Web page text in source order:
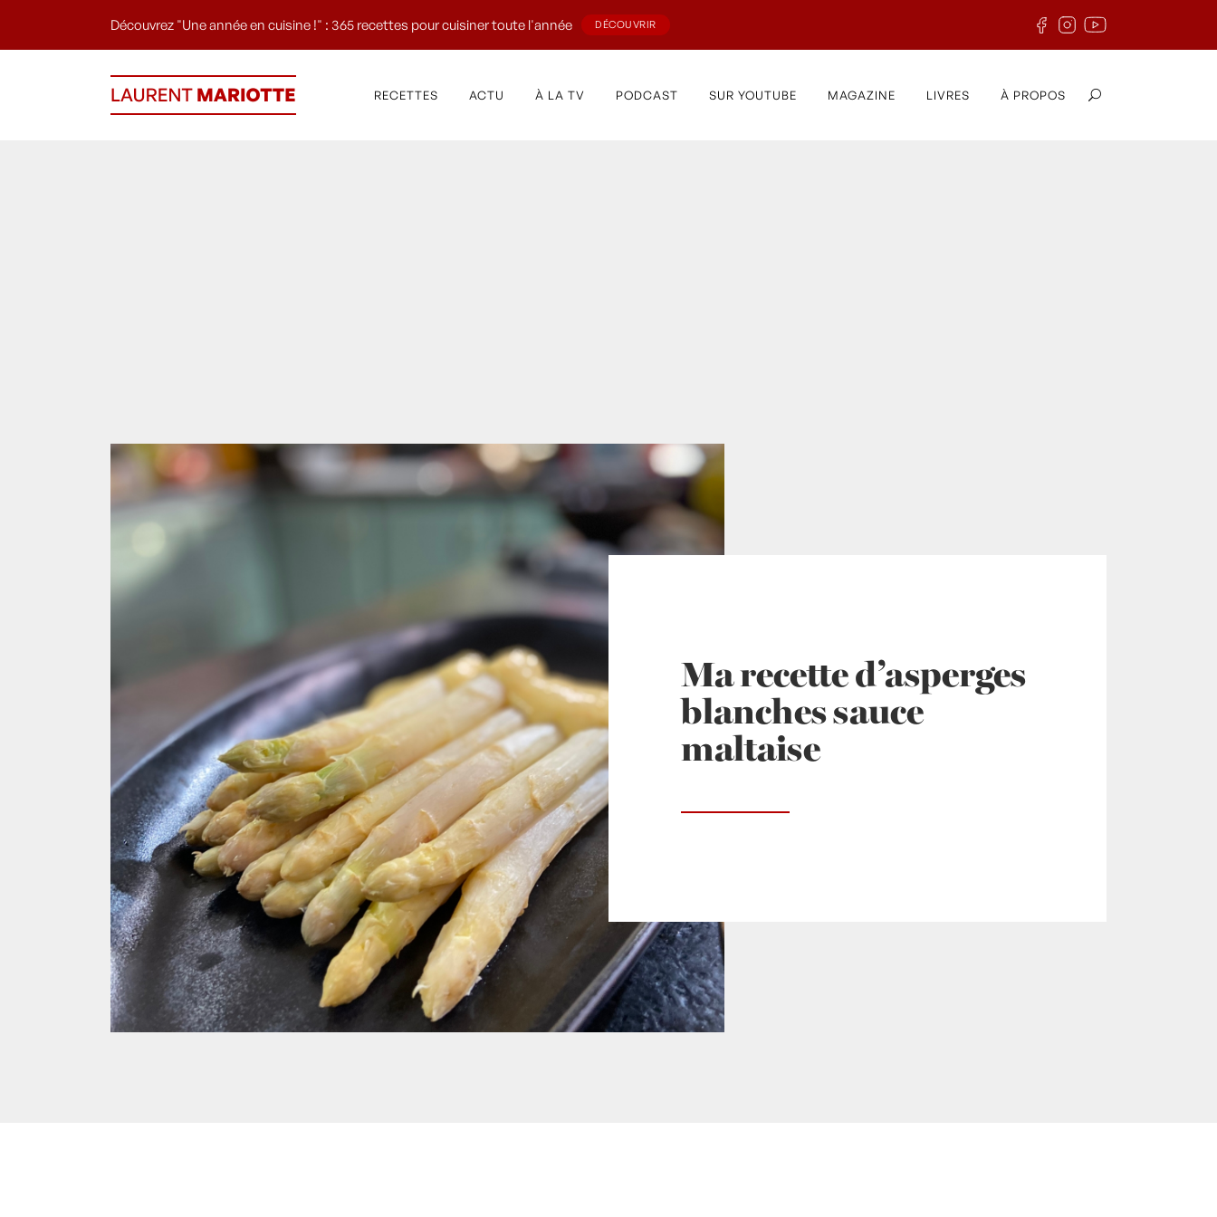
Découvrez "Une année en cuisine !" : 365 recettes pour cuisiner toute l'année DÉCOUVRIR
RECETTES ACTU À LA TV PODCAST SUR YOUTUBE MAGAZINE LIVRES À PROPOS
Ma recette d’asperges
blanches sauce
maltaise